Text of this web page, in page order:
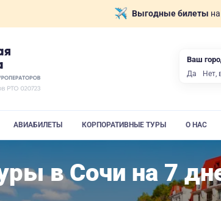
Выгодные билеты
АВИАБИЛЕТЫ КОРПОРАТИВНЫЕ ТУРЫ О НАС
в Сочи на 7
Ваш
Да Нет,